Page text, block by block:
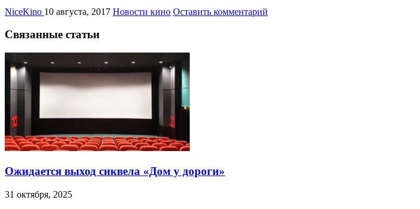
NiceKino 10 августа, 2017 Новости кино Оставить комментарий
Связанные статьи
Ожидается выход сиквела «Дом у дороги»
31 октября, 2025